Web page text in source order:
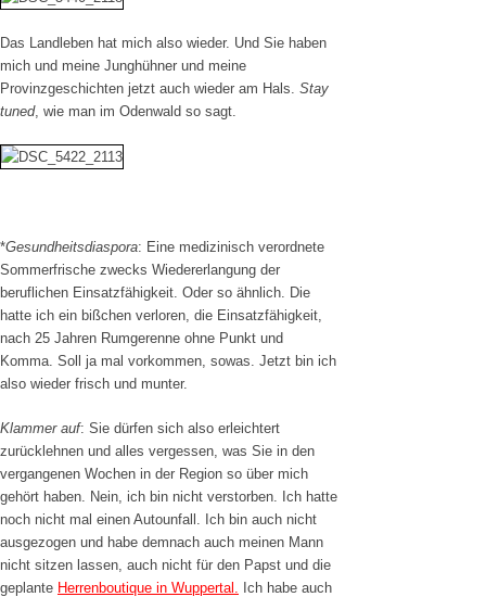
Das Landleben hat mich also wieder. Und Sie haben
mich und meine Junghühner und meine
Provinzgeschichten jetzt auch wieder am Hals. Stay
tuned, wie man im Odenwald so sagt.
*Gesundheitsdiaspora: Eine medizinisch verordnete
Sommerfrische zwecks Wiedererlangung der
beruflichen Einsatzfähigkeit. Oder so ähnlich. Die
hatte ich ein bißchen verloren, die Einsatzfähigkeit,
nach 25 Jahren Rumgerenne ohne Punkt und
Komma. Soll ja mal vorkommen, sowas. Jetzt bin ich
also wieder frisch und munter.
Klammer auf: Sie dürfen sich also erleichtert
zurücklehnen und alles vergessen, was Sie in den
vergangenen Wochen in der Region so über mich
gehört haben. Nein, ich bin nicht verstorben. Ich hatte
noch nicht mal einen Autounfall. Ich bin auch nicht
ausgezogen und habe demnach auch meinen Mann
nicht sitzen lassen, auch nicht für den Papst und die
geplante Herrenboutique in Wuppertal. Ich habe auch